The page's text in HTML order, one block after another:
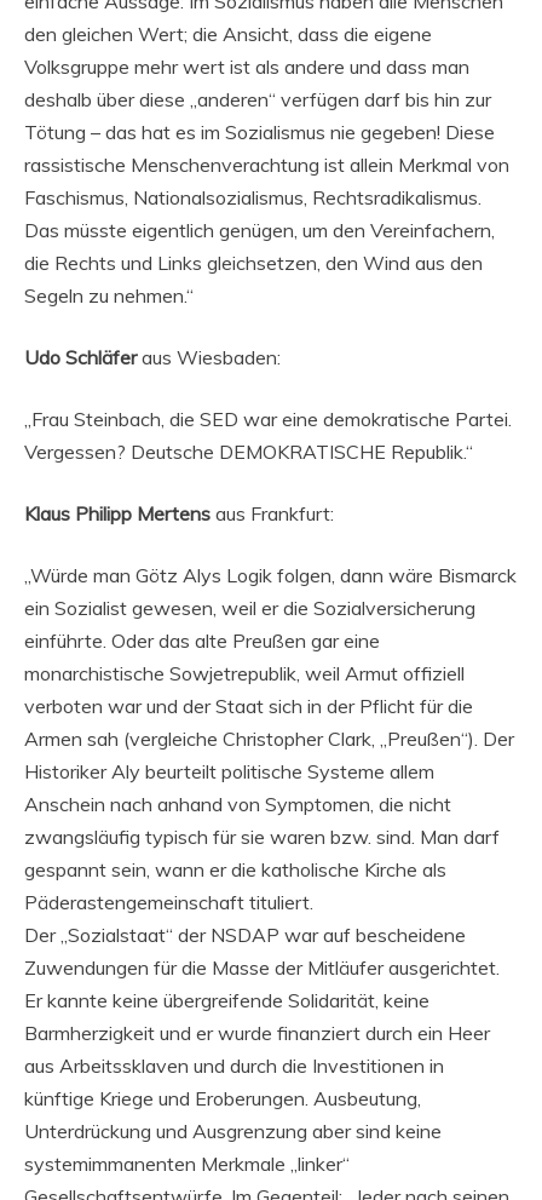
den gleichen Wert; die Ansicht, dass die eigene
Volksgruppe mehr wert ist als andere und dass man
deshalb über diese „anderen“ verfügen darf bis hin zur
Tötung – das hat es im Sozialismus nie gegeben! Diese
rassistische Menschenverachtung ist allein Merkmal von
Faschismus, Nationalsozialismus, Rechtsradikalismus.
Das müsste eigentlich genügen, um den Vereinfachern,
die Rechts und Links gleichsetzen, den Wind aus den
Segeln zu nehmen.“
Udo Schläferaus Wiesbaden:
„Frau Steinbach, die SED war eine demokratische Partei.
Vergessen? Deutsche DEMOKRATISCHE Republik.“
Klaus Philipp Mertens aus Frankfurt:
„Würde man Götz Alys Logik folgen, dann wäre Bismarck
ein Sozialist gewesen, weil er die Sozialversicherung
einführte. Oder das alte Preußen gar eine
monarchistische Sowjetrepublik, weil Armut offiziell
verboten war und der Staat sich in der Pflicht für die
Armen sah (vergleiche Christopher Clark, „Preußen“). Der
Historiker Aly beurteilt politische Systeme allem
Anschein nach anhand von Symptomen, die nicht
zwangsläufig typisch für sie waren bzw. sind. Man darf
gespannt sein, wann er die katholische Kirche als
Päderastengemeinschaft tituliert.
Der „Sozialstaat“ der NSDAP war auf bescheidene
Zuwendungen für die Masse der Mitläufer ausgerichtet.
Er kannte keine übergreifende Solidarität, keine
Barmherzigkeit und er wurde finanziert durch ein Heer
aus Arbeitssklaven und durch die Investitionen in
künftige Kriege und Eroberungen. Ausbeutung,
Unterdrückung und Ausgrenzung aber sind keine
systemimmanenten Merkmale „linker“